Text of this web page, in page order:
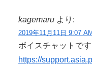
kagemaru より:
2019年11月11日 9:07 AM
ボイスチャットです
https://